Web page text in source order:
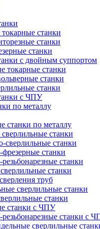
станки
станки
станки
с двойным суппортом
токарные станки
станки
станки
с ЧПУ
по металлу
станки по металлу
станки
сверлильные станки
станки
станки
станки
труб
сверлильные станки
станки
станки с ЧПУ
станки с
сверлильные